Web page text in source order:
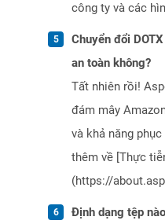
công ty và các
Chuyển đổi
an toàn không?
Tất nhiên rồi!
đám mây
và khả năng
thêm về [Thực
(https://
Định dạng tệp